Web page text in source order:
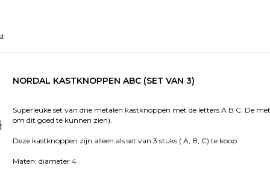
NORDAL KASTKNOPPEN ABC (SET VAN 3)
Superleuke set van drie metalen kastknoppen met de letters A B C. De
om dit goed te kunnen zien).
Deze kastknoppen zijn alleen als set van 3 stuks ( A, B, C) te koop.
Maten: diameter 4